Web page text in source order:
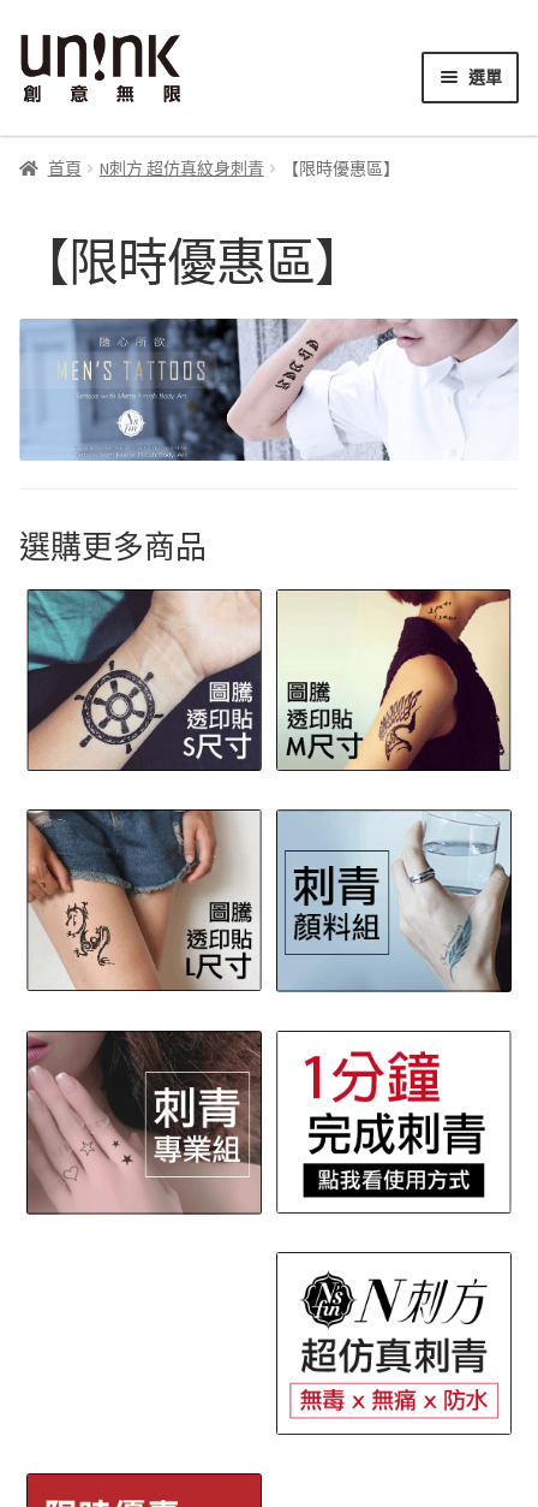
跳
至
導
覽
列
跳
至
主
要
內
選單
N刺方 超仿真紋身刺青
N刺方 使用說明
N刺方 紋身專業組
N刺方 紋身顏料組
N刺方 圖騰透印貼 使用說明
N刺方 圖騰透印貼 L尺寸
【限時優惠區】
LOVINK 兒童手指畫
展
子
選
單
MOTA2 自由飾 金箔紋身貼
展
開
子
選
單
DECOLOR 身體彩妝
展
開
子
選
COLOR 2 可樂兔兒童身體彩繪
展
開
COLORPARK 樂色場
選
單
專利圖騰透印貼
開
單
專利油墨魔丽貼
展
子
兒童創意啓蒙專區
展
選
首頁 N刺方 超仿真紋身刺青 【限時優惠區】
【限時優惠區】
選購更多商品